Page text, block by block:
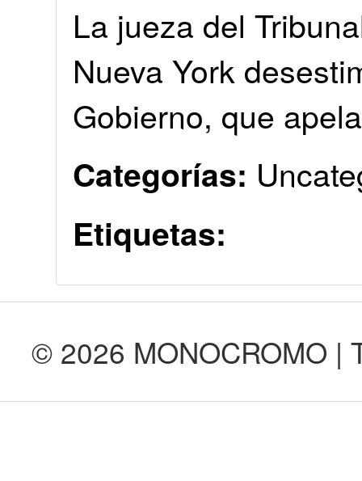
La jueza del
Nueva York
Gobierno, que
Categorías:
Etiquetas:
© 2026 MONOCROMO |